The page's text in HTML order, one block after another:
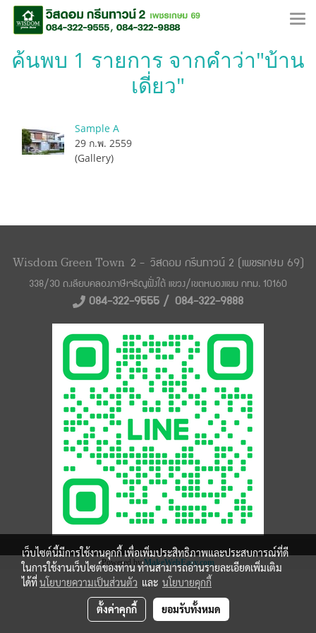
ค้นพบ 1 รายการ จากคำว่า"บ้าน
เดี่ยว"
Sample A
29 ก.พ. 2559
(Gallery)
Wisdom Green Town 2 - วิสดอม กรีนทาวน์ 2 (เพชรเกษม 69)
338/30 ถ.เลียบคลองภาษีเจริญฝั่งใต้ แขวง/ เขตหนองแขม กทม. 10160
084-322-9555 / 084-322-9888
Powered by MakeWebEasy.com
เว็บไซต์นี้มีการใช้งานคุกกี้ เพื่อเพิ่มประสิทธิภาพและประสบการณ์ที่ดี
ในการใช้งานเว็บไซต์ของท่าน ท่านสามารถอ่านรายละเอียดเพิ่มเติม
ได้ที่นโยบายความเป็นส่วนตัว และ นโยบายคุกกี้
ตั้งค่าคุกกี้ ยอมรับทั้งหมด